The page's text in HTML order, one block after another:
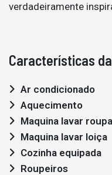
verdadeiramente
Características
Ar condicionado
Aquecimento
Maquina lavar roupa
Maquina lavar loiça
Cozinha equipada
Roupeiros